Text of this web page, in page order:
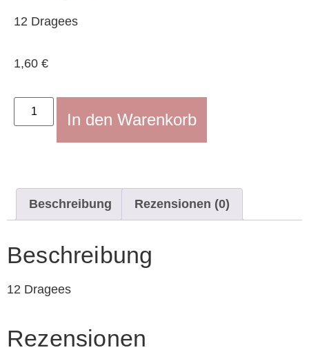
12 Dragees
1,60 €
In den Warenkorb
Beschreibung Rezensionen (0)
Beschreibung
12 Dragees
Rezensionen